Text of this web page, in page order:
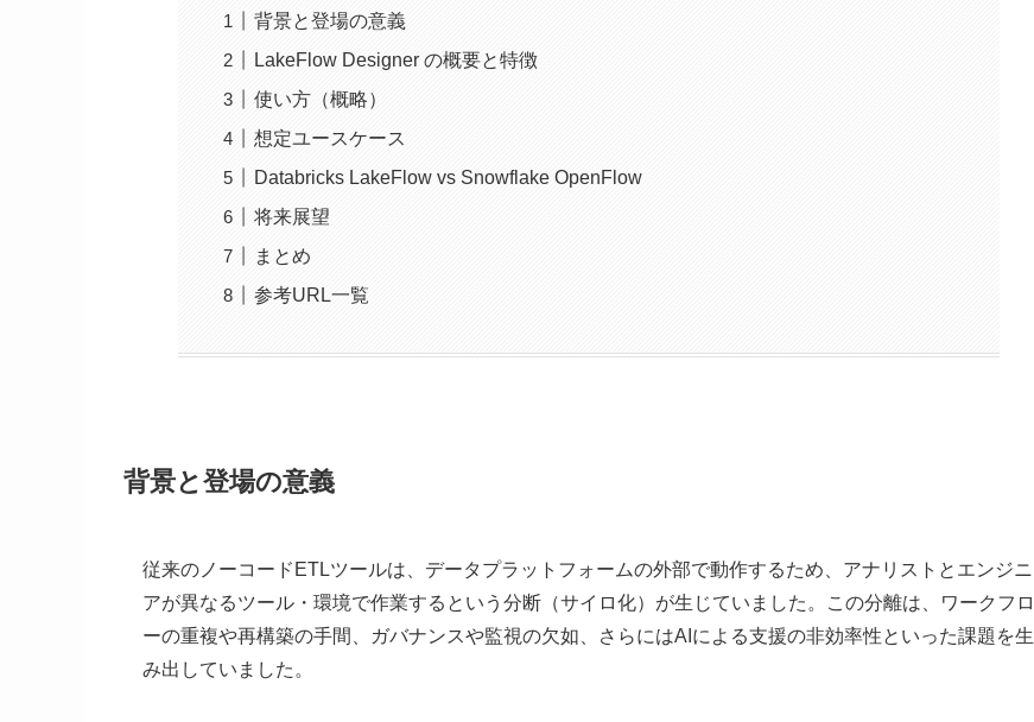
背景と登場の意義
LakeFlow Designer の概要と特徴
使い方（概略）
想定ユースケース
Databricks LakeFlow vs Snowflake OpenFlow
将来展望
まとめ
参考URL一覧
背景と登場の意義
従来のノーコードETLツールは、データプラットフォームの外部で動作するため、アナリストとエンジニ
アが異なるツール・環境で作業するという分断（サイロ化）が生じていました。この分離は、ワークフロ
ーの重複や再構築の手間、ガバナンスや監視の欠如、さらにはAIによる支援の非効率性といった課題を生
み出していました。